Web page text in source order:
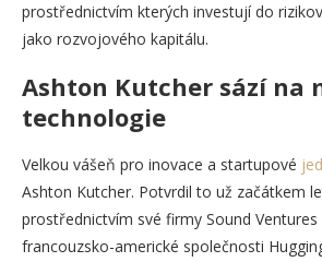
prostřednictvím kterých investují do
jako rozvojového kapitálu.
Ashton Kutcher sází na
technologie
Velkou vášeň pro inovace a startupové
Ashton Kutcher. Potvrdil to už začátkem
prostřednictvím své firmy Sound
francouzsko-americké společnosti